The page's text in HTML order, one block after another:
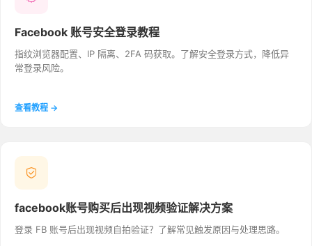
Facebook 账号安全登录教程
指纹浏览器配置、IP 隔离、2FA 码获取。了解安全登录方式，降低异
常登录风险。
查看教程 →
facebook账号购买后出现视频验证解决方案
登录 FB 账号后出现视频自拍验证？了解常见触发原因与处理思路。